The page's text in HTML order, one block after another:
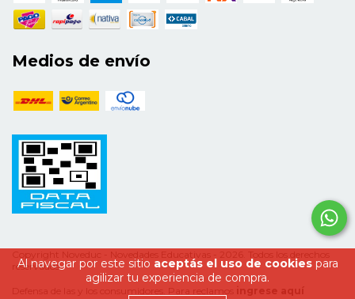
Al navegar por este sitio aceptás el uso de cookiespara
agilizar tu experiencia de compra.
Medios de envío
Copyright Noveduc - Novedades Educativas - 2026. Todos los derechos
reservados.
Defensa de las y los consumidores. Para reclamos ingrese aquí